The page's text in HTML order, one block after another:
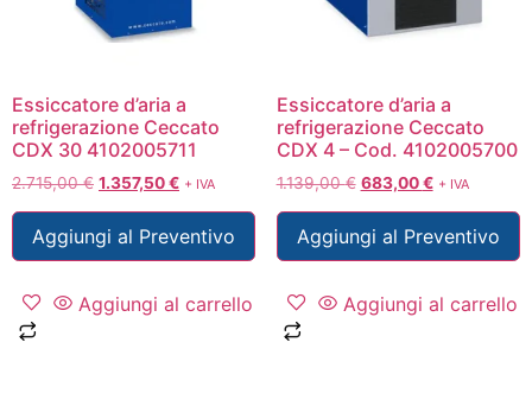
Essiccatore d’aria a
refrigerazione Ceccato
CDX 30 4102005711
2.715,00€ 1.357,50€ + IVA
Aggiungi al Preventivo
Aggiungi al carrello
Essiccatore d’aria a
refrigerazione Ceccato
CDX 4 – Cod. 4102005700
1.139,00€ 683,00€ + IVA
Aggiungi al Preventivo
Aggiungi al carrello